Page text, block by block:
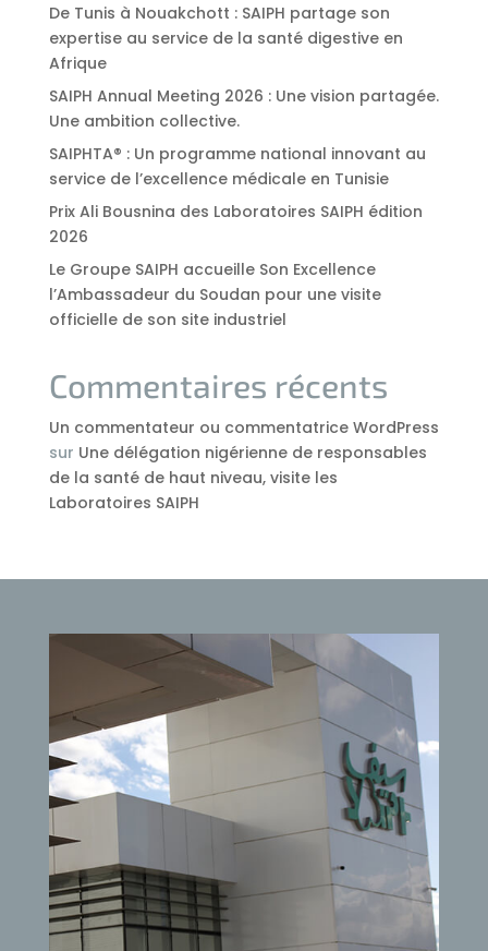
De Tunis à Nouakchott : SAIPH partage son
expertise au service de la santé digestive en
Afrique
SAIPH Annual Meeting 2026 : Une vision partagée.
Une ambition collective.
SAIPHTA® : Un programme national innovant au
service de l’excellence médicale en Tunisie
Prix Ali Bousnina des Laboratoires SAIPH édition
2026
Le Groupe SAIPH accueille Son Excellence
l’Ambassadeur du Soudan pour une visite
officielle de son site industriel
Commentaires récents
Un commentateur ou commentatrice WordPress
sur Une délégation nigérienne de responsables
de la santé de haut niveau, visite les
Laboratoires SAIPH